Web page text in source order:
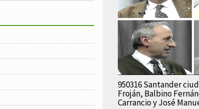
950316 Santander
Froján, Balbino
Carrancio y José